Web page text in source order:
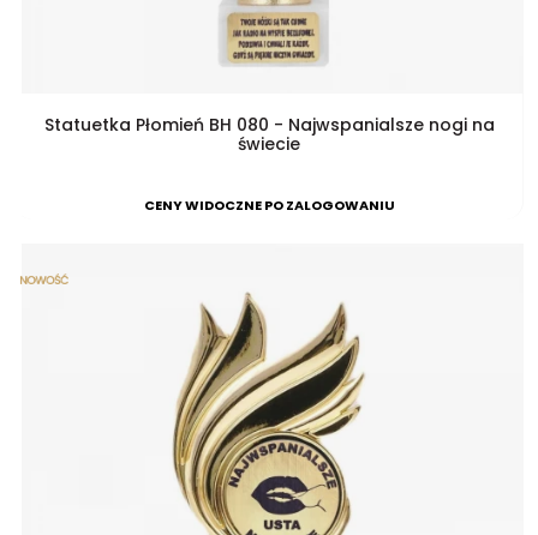
Statuetka Płomień BH 080 - Najwspanialsze nogi na
świecie
CENY WIDOCZNE PO ZALOGOWANIU